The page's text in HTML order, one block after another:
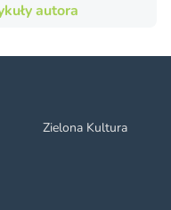
autora
Zielona Kultura